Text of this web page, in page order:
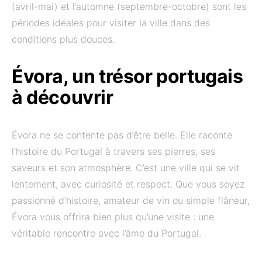
(avril-mai) et l’automne (septembre-octobre) sont les
périodes idéales pour visiter la ville dans des
conditions plus douces.
Évora, un trésor portugais
à découvrir
Évora ne se contente pas d’être belle. Elle raconte
l’histoire du Portugal à travers ses pierres, ses
saveurs et son atmosphère. C’est une ville qui se vit
lentement, avec curiosité et respect. Que vous soyez
passionné d’histoire, amateur de vin ou simple flâneur,
Évora vous offrira bien plus qu’une visite : une
véritable rencontre avec l’âme du Portugal.